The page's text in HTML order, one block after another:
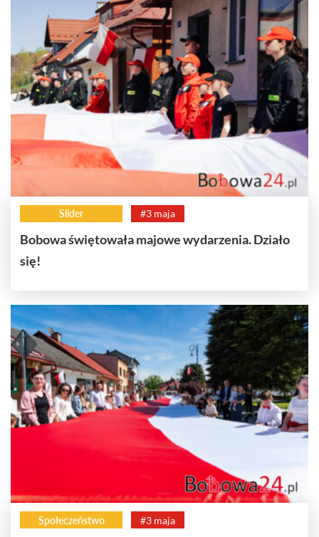
Slider #3 maja
Bobowa świętowała majowe wydarzenia. Działo
się!
Społeczeństwo #3 maja